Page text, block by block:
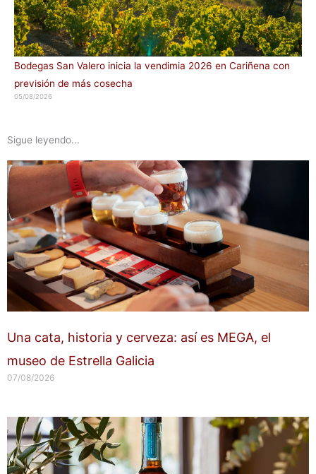
Bodegas San Valero inicia la vendimia 2026 en Cariñena con
previsión de más cosecha
05/08/2026
Sigue leyendo...
Una cata, historia y cerveza: así es MEGA, el
museo de Estrella Galicia
07/08/2026